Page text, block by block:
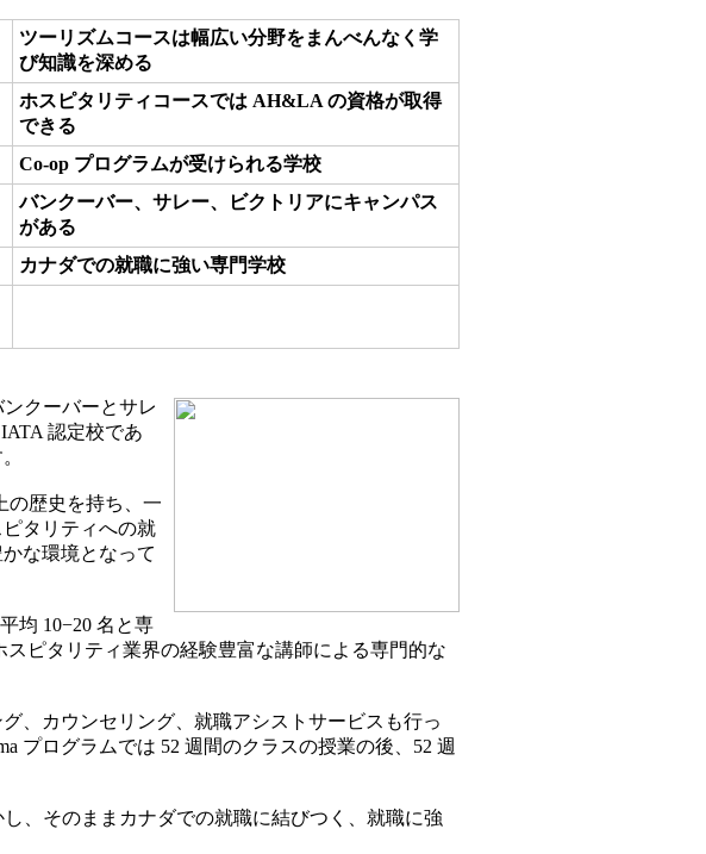
ツーリズムコースは幅広い分野をまんべんなく学
び知識を深める
ホスピタリティコースでは AH&LA の資格が取得
できる
Co-op プログラムが受けられる学校
バンクーバー、サレー、ビクトリアにキャンパス
がある
カナダでの就職に強い専門学校
ンクーバーとサレ
認定校であ
の歴史を持ち、一
タリティへの就
な環境となって
均 10−20 名と専
ピタリティ業界の経験豊富な講師による専門的な
、カウンセリング、就職アシストサービスも行っ
プログラムでは 52 週間のクラスの授業の後、52 週
し、そのままカナダでの就職に結びつく、就職に強